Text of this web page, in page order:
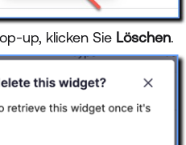
up, klicken Sie Löschen.